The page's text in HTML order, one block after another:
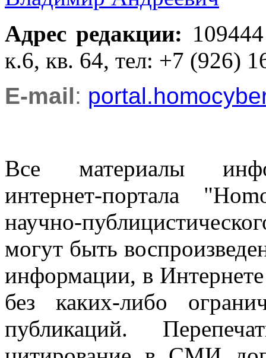
Адрес редакции:
к.6, кв. 64, тел: +7 (926)
E-mail:
Все материалы
интернет-портала
научно-
могут быть
информации, в
без каких-либо
публикаций.